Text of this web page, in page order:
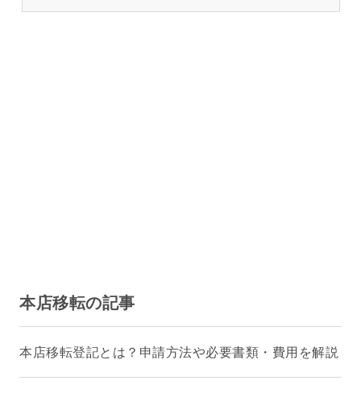
本店移転の記事
本店移転登記とは？申請方法や必要書類・費用を解説